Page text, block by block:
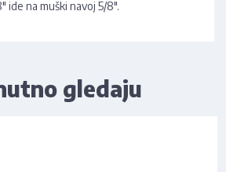
ide na muški navoj 5/8".
gledaju